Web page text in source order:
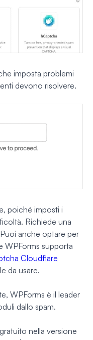
imposta problemi
devono risolvere.
poiché imposti i
Richiede una
anche optare per
WPForms supporta
Cloudflare
da usare.
WPForms è il leader
dallo spam.
nella versione